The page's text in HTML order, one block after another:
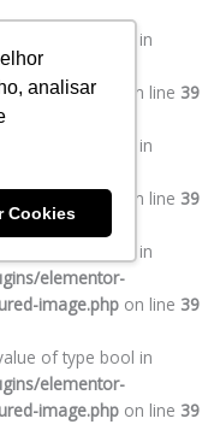
analisar
Cookies
of type bool in
elementor-
image.php
on line 39
of type bool in
image.php
on line 39
of type bool in
elementor-
image.php on line 39
of type bool in
elementor-
image.php on line 39